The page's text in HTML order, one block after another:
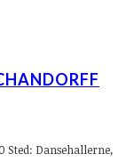
Sted: Dansehallerne,